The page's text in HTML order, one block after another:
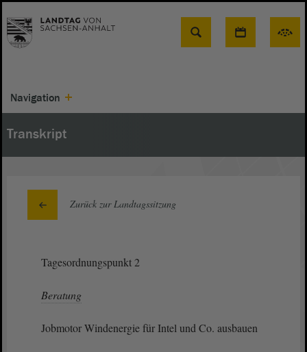
Suche
Navigation
Transkript
Zurück zur Landtagssitzung
Tagesordnungspunkt 2
Beratung
Jobmotor Windenergie für Intel und Co. ausbauen